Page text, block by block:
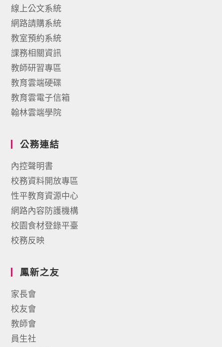
線上公文系統
網路請購系統
教室預約系統
課務相關資訊
教師研習專區
教育雲端硬碟
教育雲電子信箱
翰林雲端學院
公務連結
內控聲明書
校務資料開放專區
性平教育資源中心
網路內容防護機構
校園食材登錄平臺
校務反映
鳳新之友
家長會
校友會
教師會
員生社